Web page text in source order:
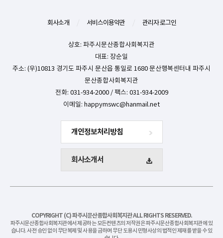
회사소개 서비스이용약관 관리자 로그인
상호: 파주시문산종합사회복지관
대표: 장순일
주소: (우)10813 경기도 파주시 문산읍 통일로 1680 문산행복센터내 파주시
문산종합사회복지관
전화: 031-934-2000 / 팩스: 031-934-2009
이메일: happymswc@hanmail.net
개인정보처리방침
회사소개서
COPYRIGHT (C) 파주시문산종합사회복지관 ALL RIGHTS RESERVED.
파주시문산종합사회복지관에서 제공하는 모든컨텐츠의 저작권은 파주시문산종합사회복지관에 있
습니다. 사전 승인 없이 무단복제 및 사용을 금하며 무단 도용시 민형사상의 법적인 제재를 받을 수 있